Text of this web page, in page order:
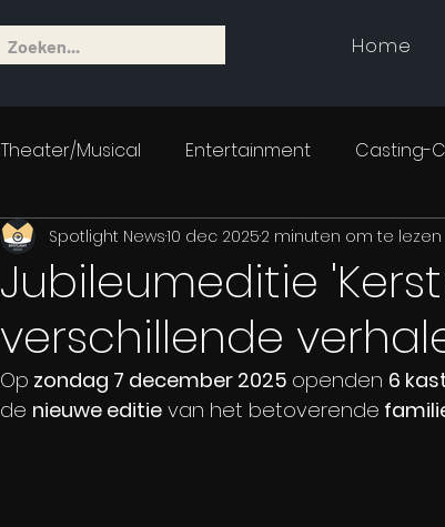
Home
Theater/Musical Entertainment Casting-
Jubileumeditie
verschillende
Spotlight News10 dec 20252 minuten om te lezen
Op zondag 7 december 2025 openden 6
de nieuwe editie van het betoverende